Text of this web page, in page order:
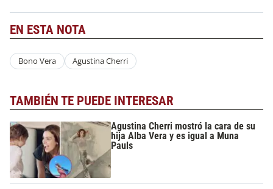
EN ESTA NOTA
Bono Vera Agustina Cherri
TAMBIÉN TE PUEDE INTERESAR
Agustina Cherri mostró la cara de su
hija Alba Vera y es igual a Muna
Pauls